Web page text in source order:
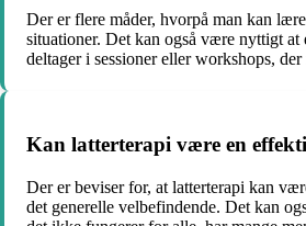
Der er flere måder, hvorpå man kan
situationer. Det kan også være nyttigt
deltager i sessioner eller workshops,
Kan latterterapi være en
Der er beviser for, at latterterapi kan
det generelle velbefindende. Det kan